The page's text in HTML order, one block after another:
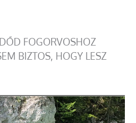
FOGORVOSHOZ
BIZTOS, HOGY LESZ